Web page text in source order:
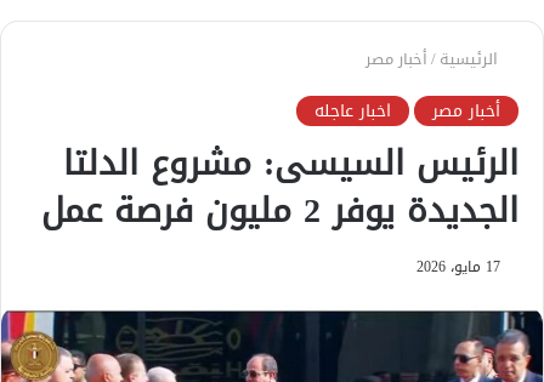
الرئيسية/أخبار مصر
أخبار مصر اخبار عاجله
الرئيس السيسى: مشروع الدلتا
الجديدة يوفر 2 مليون فرصة عمل
17 مايو، 2026